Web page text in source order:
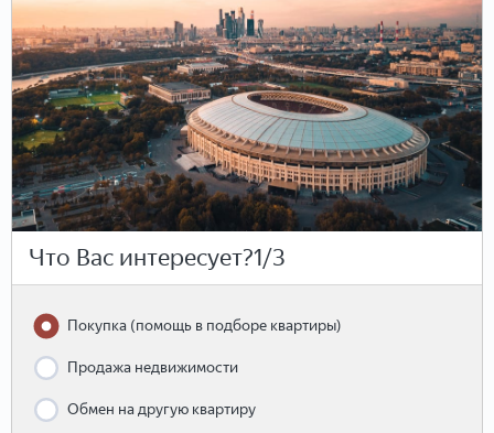
Что Вас интересует?1/3
Покупка (помощь в подборе квартиры)
Продажа недвижимости
Обмен на другую квартиру